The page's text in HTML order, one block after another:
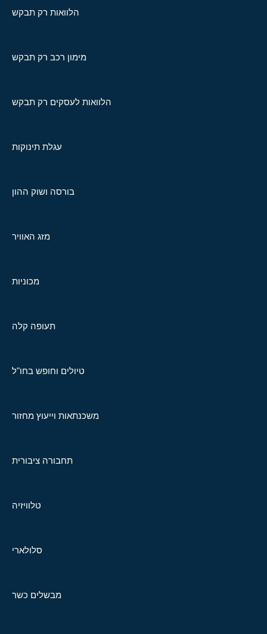
הלוואות רק תבקש
מימון רכב רק תבקש
הלוואות לעסקים רק תבקש
עגלת תינוקות
בורסה ושוק ההון
מזג האוויר
מכוניות
תעופה קלה
טיולים וחופש בחו"ל
משכנתאות וייעוץ מחזור
תחבורה ציבורית
טלוויזיה
סלולארי
מבשלים כשר